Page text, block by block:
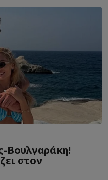
Βουλγαράκη!
στον